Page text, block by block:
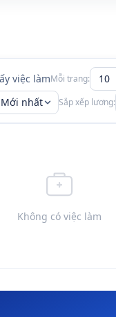
việc làmMỗi trang: 10
Mới nhất Sắp xếp lương:
Không có việc làm